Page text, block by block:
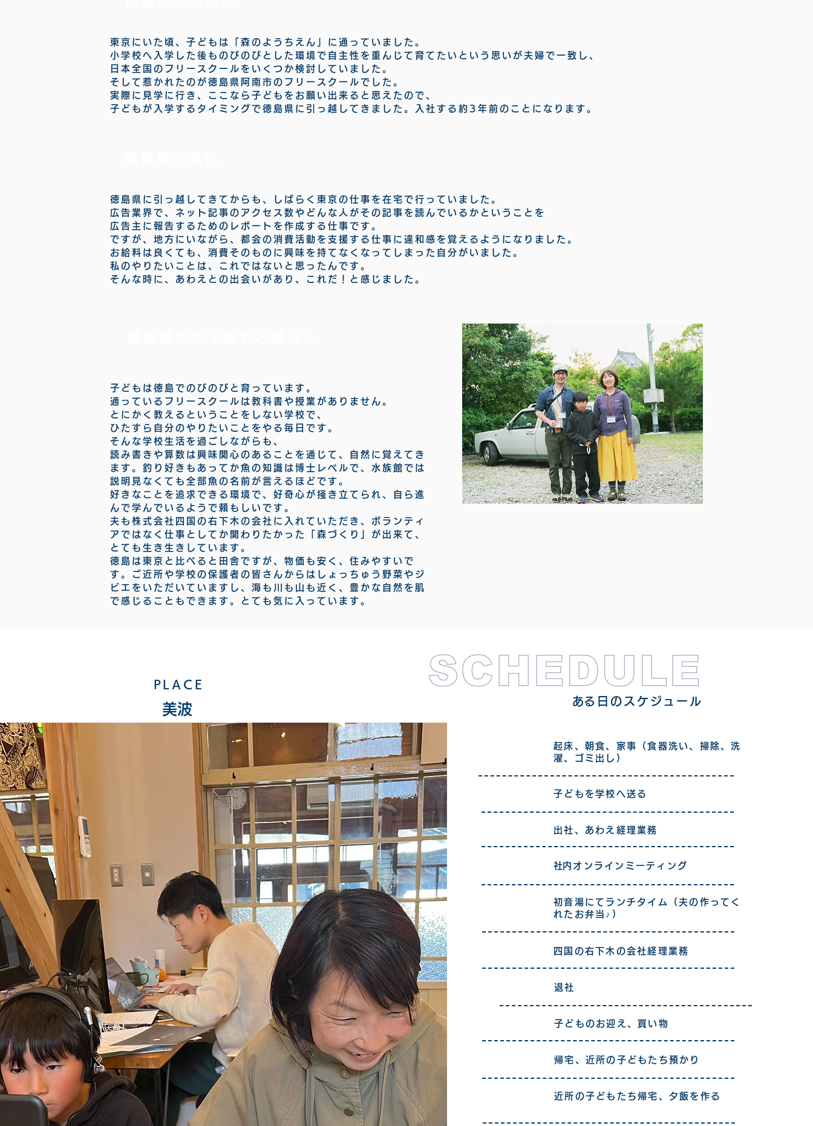
東京にいた頃、子どもは「森のようちえん」に通っていました。
小学校へ入学した後ものびのびとした環境で自主性を重んじて育てたいという思いが夫婦で一致し、
日本全国のフリースクールをいくつか検討していました。
そして惹かれたのが徳島県阿南市のフリースクールでした。
実際に見学に行き、ここなら子どもをお願い出来ると思えたので、
子どもが入学するタイミングで徳島県に引っ越してきました。入社する約3年前のことになります。
徳島県に引っ越してきてからも、しばらく東京の仕事を在宅で行っていました。
広告業界で、ネット記事のアクセス数やどんな人がその記事を読んでいるかということを
広告主に報告するためのレポートを作成する仕事です。
ですが、地方にいながら、都会の消費活動を支援する仕事に違和感を覚えるようになりました。
お給料は良くても、消費そのものに興味を持てなくなってしまった自分がいました。
私のやりたいことは、これではないと思ったんです。
そんな時に、あわえとの出会いがあり、これだ！と感じました。
子どもは徳島でのびのびと育っています。
通っているフリースクールは教科書や授業がありません。
とにかく教えるということをしない学校で、
ひたすら自分のやりたいことをやる毎日です。
そんな学校生活を過ごしながらも、
読み書きや算数は興味関心のあることを通じて、自然に覚えてき
ます。釣り好きもあってか魚の知識は博士レベルで、水族館では
説明見なくても全部魚の名前が言えるほどです。
好きなことを追求できる環境で、好奇心が掻き立てられ、自ら進
んで学んでいるようで頼もしいです。
夫も株式会社四国の右下木の会社に入れていただき、ボランティ
アではなく仕事としてか関わりたかった「森づくり」が出来て、
とても生き生きしています。
徳島は東京と比べると田舎ですが、物価も安く、住みやすいで
す。ご近所や学校の保護者の皆さんからはしょっちゅう野菜やジ
ビエをいただいていますし、海も川も山も近く、豊かな自然を肌
で感じることもできます。とても気に入っています。
起床、朝食、家事（食器洗い、掃除、洗
濯、ゴミ出し）
子どもを学校へ送る
出社、あわえ経理業務
​社内オンラインミーティング
初音湯にてランチタイム（夫の作ってく
れたお弁当♪）
四国の右下木の会社経理業務
退社
子どものお迎え、買い物
帰宅、近所の子どもたち預かり
近所の子どもたち帰宅、夕飯を作る
​ある日のスケジュール
PLACE
​美波